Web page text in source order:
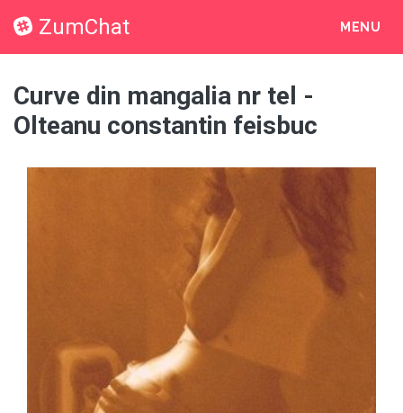
ZumChat MENU
Curve din mangalia nr tel -
Olteanu constantin feisbuc